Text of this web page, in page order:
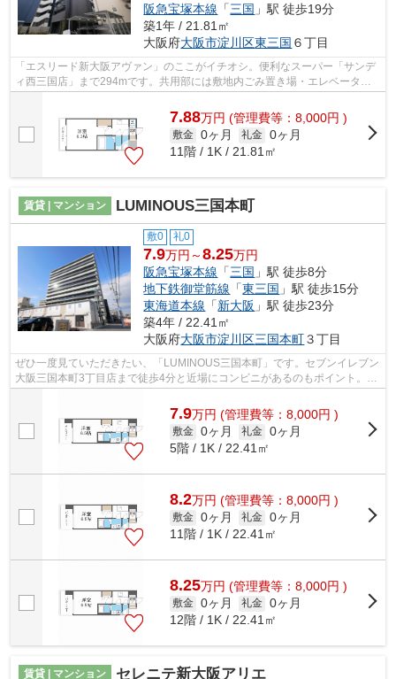
阪急宝塚本線 「三国 」駅 徒歩19分
築1年 / 21.81㎡
大阪府大阪市淀川区東三国 ６丁目
「エスリード新大阪アヴァン」のここがイチオシ。便利なスーパー「サンデ
ィ西三国店」まで294mです。共用部には敷地内ごみ置き場・エレベータな
どが揃っており、とても充実しています...
7.88万円 (管理費等：8,000円 )
敷金 0ヶ月 礼金 0ヶ月
11階 / 1K / 21.81㎡
賃貸 | マンション LUMINOUS三国本町
敷0 礼0
7.9万円～8.25万円
阪急宝塚本線 「三国 」駅 徒歩8分
地下鉄御堂筋線 「東三国 」駅 徒歩15分
東海道本線 「新大阪 」駅 徒歩23分
築4年 / 22.41㎡
大阪府大阪市淀川区三国本町３丁目
ぜひ一度見ていただきたい、「LUMINOUS三国本町」です。セブンイレブン
大阪三国本町3丁目店まで徒歩4分と近場にコンビニがあるのもポイント。共
用部にはエレベータ・敷地内ごみ置き場...
7.9万円 (管理費等：8,000円 )
敷金 0ヶ月 礼金 0ヶ月
5階 / 1K / 22.41㎡
8.2万円 (管理費等：8,000円 )
敷金 0ヶ月 礼金 0ヶ月
11階 / 1K / 22.41㎡
8.25万円 (管理費等：8,000円 )
敷金 0ヶ月 礼金 0ヶ月
12階 / 1K / 22.41㎡
賃貸 | マンション セレニテ新大阪アリエ